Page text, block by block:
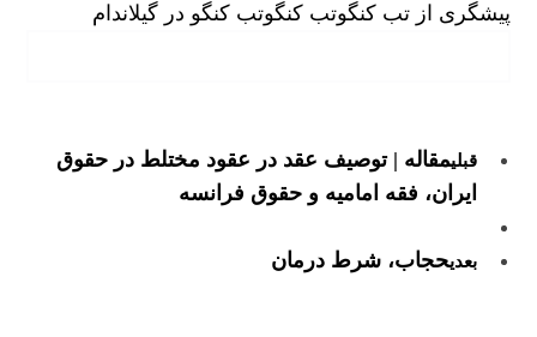
پیشگری از تب کنگوتب کنگوتب کنگو در گیلاندام
قبلیمقاله | توصیف عقد در عقود مختلط در حقوق
ایران، فقه امامیه و حقوق فرانسه
بعدیحجاب، شرط درمان